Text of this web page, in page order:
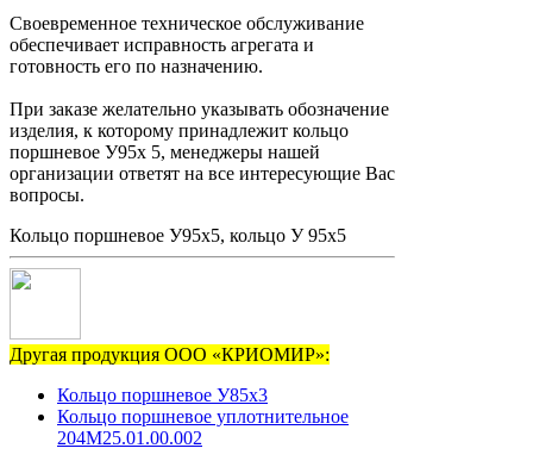
Своевременное техническое обслуживание
обеспечивает исправность агрегата и
готовность его по назначению.
При заказе желательно указывать обозначение
изделия, к которому принадлежит кольцо
поршневое У95х 5, менеджеры нашей
организации ответят на все интересующие Вас
вопросы.
Кольцо поршневое У95х5, кольцо У 95х5
Другая продукция ООО «КРИОМИР»:
Кольцо поршневое У85х3
Кольцо поршневое уплотнительное
204М25.01.00.002